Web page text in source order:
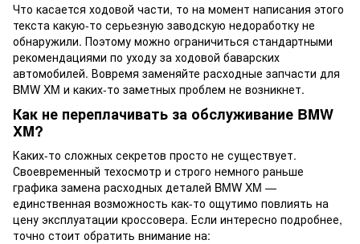
Что касается ходовой части, то на момент написания этого
текста какую-то серьезную заводскую недоработку не
обнаружили. Поэтому можно ограничиться стандартными
рекомендациями по уходу за ходовой баварских
автомобилей. Вовремя заменяйте расходные запчасти для
BMW XM и каких-то заметных проблем не возникнет.
Как не переплачивать за обслуживание BMW
XM?
Каких-то сложных секретов просто не существует.
Своевременный техосмотр и строго немного раньше
графика замена расходных деталей BMW XM —
единственная возможность как-то ощутимо повлиять на
цену эксплуатации кроссовера. Если интересно подробнее,
точно стоит обратить внимание на: